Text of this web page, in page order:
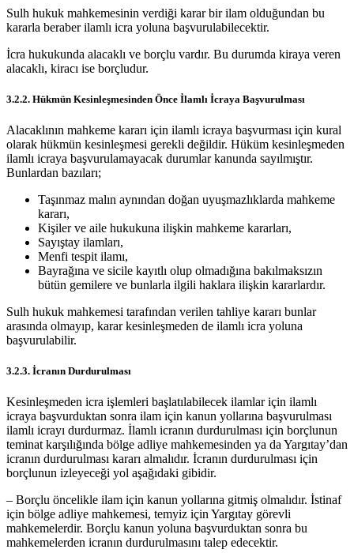
Sulh hukuk mahkemesinin verdiği karar bir ilam olduğundan bu
kararla beraber ilamlı icra yoluna başvurulabilecektir.
İcra hukukunda alacaklı ve borçlu vardır. Bu durumda kiraya veren
alacaklı, kiracı ise borçludur.
3.2.2. Hükmün Kesinleşmesinden Önce İlamlı İcraya Başvurulması
Alacaklının mahkeme kararı için ilamlı icraya başvurması için kural
olarak hükmün kesinleşmesi gerekli değildir. Hüküm kesinleşmeden
ilamlı icraya başvurulamayacak durumlar kanunda sayılmıştır.
Bunlardan bazıları;
Taşınmaz malın aynından doğan uyuşmazlıklarda mahkeme
kararı,
Kişiler ve aile hukukuna ilişkin mahkeme kararları,
Sayıştay ilamları,
Menfi tespit ilamı,
Bayrağına ve sicile kayıtlı olup olmadığına bakılmaksızın
bütün gemilere ve bunlarla ilgili haklara ilişkin kararlardır.
Sulh hukuk mahkemesi tarafından verilen tahliye kararı bunlar
arasında olmayıp, karar kesinleşmeden de ilamlı icra yoluna
başvurulabilir.
3.2.3. İcranın Durdurulması
Kesinleşmeden icra işlemleri başlatılabilecek ilamlar için ilamlı
icraya başvurduktan sonra ilam için kanun yollarına başvurulması
ilamlı icrayı durdurmaz. İlamlı icranın durdurulması için borçlunun
teminat karşılığında bölge adliye mahkemesinden ya da Yargıtay’dan
icranın durdurulması kararı almalıdır. İcranın durdurulması için
borçlunun izleyeceği yol aşağıdaki gibidir.
– Borçlu öncelikle ilam için kanun yollarına gitmiş olmalıdır. İstinaf
için bölge adliye mahkemesi, temyiz için Yargıtay görevli
mahkemelerdir. Borçlu kanun yoluna başvurduktan sonra bu
mahkemelerden icranın durdurulmasını talep edecektir.